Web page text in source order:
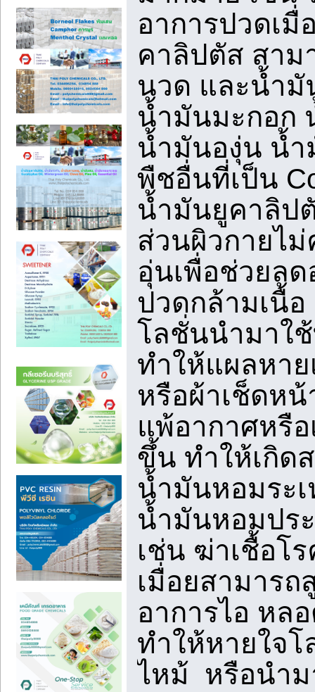
อาการปวดเ
คาลิปตัส สา
นวด และน้ำมั
น้ำมันมะกอก
น้ำมันองุ่น น้
พืชอื่นที่เป็น
น้ำมันยูคาลิป
ส่วนผิวกายไม่
อุ่นเพื่อช่วยล
ปวดกล้ามเนื้
โลชั่นนำมาใช้
ทำให้แผลหา
หรือผ้าเช็ดหน้
แพ้อากาศหรื
ขึ้น ทำให้เกิด
น้ำมันหอมระ
น้ำมันหอมปร
เช่น ฆ่าเชื้อโ
เมื่อยสามาร
อาการไอ หล
ทำให้หายใจ
ไหม้ หรือนำม